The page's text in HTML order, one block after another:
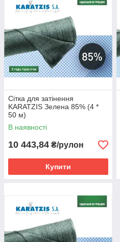
Сітка для затінення
KARATZIS Зелена 85% (4 *
50 м)
В наявності
10 443,84 ₴/рулон
Купити